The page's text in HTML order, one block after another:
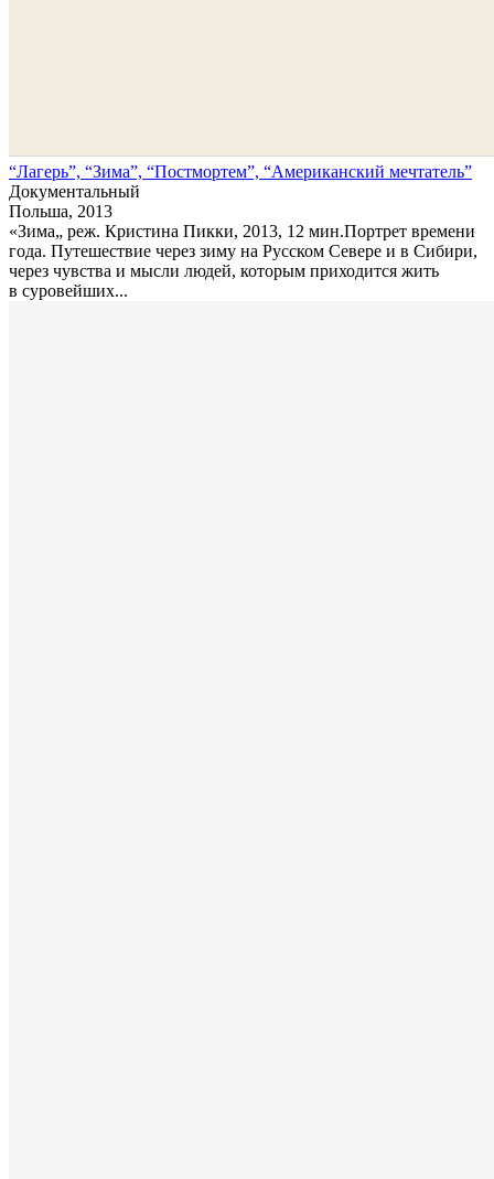
“Лагерь”, “Зима”, “Постмортем”, “Американский мечтатель”
Документальный
Польша, 2013
«Зима„ реж. Кристина Пикки, 2013, 12 мин.Портрет времени
года. Путешествие через зиму на Русском Севере и в Сибири,
через чувства и мысли людей, которым приходится жить
в суровейших...